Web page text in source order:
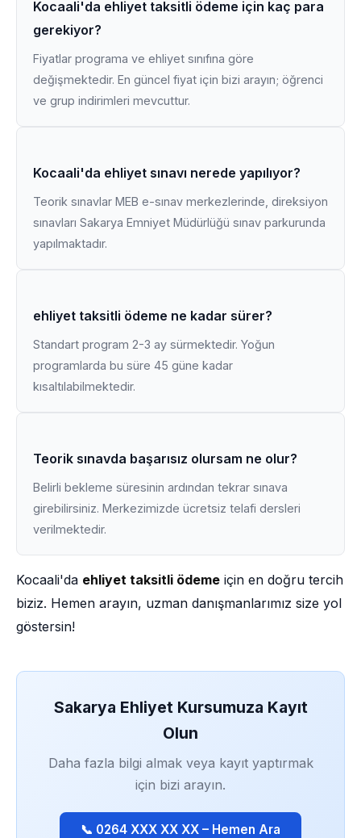
Kocaali'da ehliyet taksitli ödeme için kaç para
gerekiyor?
Fiyatlar programa ve ehliyet sınıfına göre
değişmektedir. En güncel fiyat için bizi arayın; öğrenci
ve grup indirimleri mevcuttur.
Kocaali'da ehliyet sınavı nerede yapılıyor?
Teorik sınavlar MEB e-sınav merkezlerinde, direksiyon
sınavları Sakarya Emniyet Müdürlüğü sınav parkurunda
yapılmaktadır.
ehliyet taksitli ödeme ne kadar sürer?
Standart program 2-3 ay sürmektedir. Yoğun
programlarda bu süre 45 güne kadar
kısaltılabilmektedir.
Teorik sınavda başarısız olursam ne olur?
Belirli bekleme süresinin ardından tekrar sınava
girebilirsiniz. Merkezimizde ücretsiz telafi dersleri
verilmektedir.
Kocaali'da ehliyet taksitli ödeme için en doğru tercih
biziz. Hemen arayın, uzman danışmanlarımız size yol
göstersin!
Sakarya Ehliyet Kursumuza Kayıt
Olun
Daha fazla bilgi almak veya kayıt yaptırmak
için bizi arayın.
📞 0264 XXX XX XX – Hemen Ara